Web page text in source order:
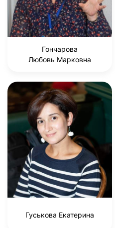
Гончарова
Любовь Марковна
Гуськова Екатерина